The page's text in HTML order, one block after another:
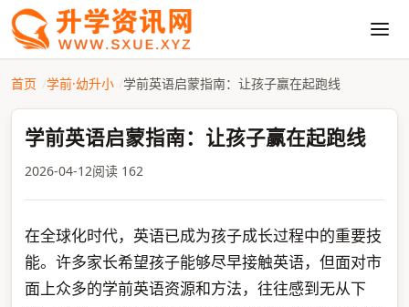
首页 学前·幼升小 学前英语启蒙指南：让孩子赢在起跑线
学前英语启蒙指南：让孩子赢在起跑线
2026-04-12阅读 162
在全球化时代，英语已成为孩子成长过程中的重要技
能。许多家长希望孩子能够尽早接触英语，但面对市
面上众多的学前英语资源和方法，往往感到无从下